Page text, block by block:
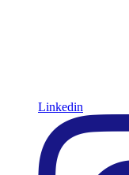
Linkedin